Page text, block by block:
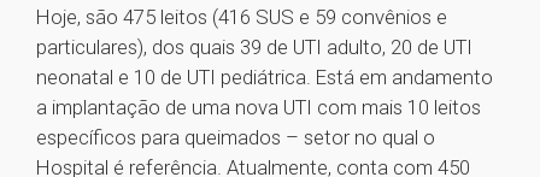
Hoje, são 475 leitos (416 SUS e 59 convênios e
particulares), dos quais 39 de UTI adulto, 20 de UTI
neonatal e 10 de UTI pediátrica. Está em andamento
a implantação de uma nova UTI com mais 10 leitos
específicos para queimados – setor no qual o
Hospital é referência. Atualmente, conta com 450